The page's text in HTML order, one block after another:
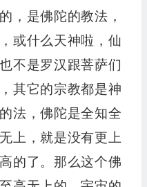
，是佛陀的教法，
或什么天神啦，仙
不是罗汉跟菩萨们
其它的宗教都是神
法，佛陀是全知全
上，就是没有更上
的了。那么这个佛